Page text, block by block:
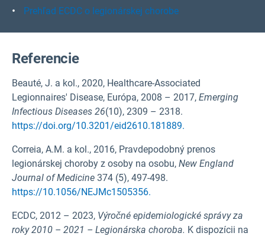
Prehľad ECDC o legionárskej chorobe
Referencie
Beauté, J. a kol., 2020, Healthcare-Associated
Legionnaires' Disease, Európa, 2008 – 2017, Emerging
Infectious Diseases 26(10), 2309 – 2318.
https://doi.org/10.3201/eid2610.181889.
Correia, A.M. a kol., 2016, Pravdepodobný prenos
legionárskej choroby z osoby na osobu, New England
Journal of Medicine 374 (5), 497-498.
https://10.1056/NEJMc1505356.
ECDC, 2012 – 2023, Výročné epidemiologické správy za
roky 2010 – 2021 – Legionárska choroba. K dispozícii na